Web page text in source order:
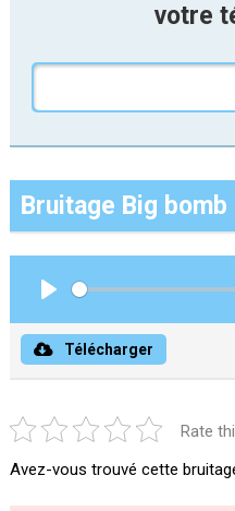
votre
Bruitage Big
Télécharger
Rate
Avez-vous trouvé cette